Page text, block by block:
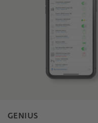
GENIUS